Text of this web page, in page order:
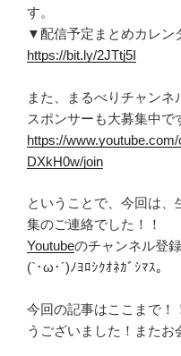
す。
▼配信予定まとめカレン
https://bit.ly/2JTtj5I
また、まるべりチャン
スポンサーも大募集中で
https://
DXkH0w/join
ということで、今回は
集のご連絡でした！！
Youtubeのチャンネル登録
(`･ω･´)ﾉﾖﾛｼｸｵﾈｶﾞｼﾏｽ。
今回の記事はここまで！
うございました！またお